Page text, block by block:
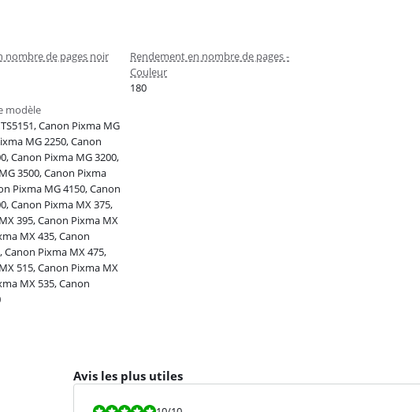
nombre de pages noir
Rendement en nombre de pages -
Couleur
180
modèle
Canon Pixma MG
MG 2250, Canon
Canon Pixma MG 3200,
3500, Canon Pixma
Pixma MG 4150, Canon
Canon Pixma MX 375,
395, Canon Pixma MX
MX 435, Canon
Canon Pixma MX 475,
515, Canon Pixma MX
MX 535, Canon
Avis les plus utiles